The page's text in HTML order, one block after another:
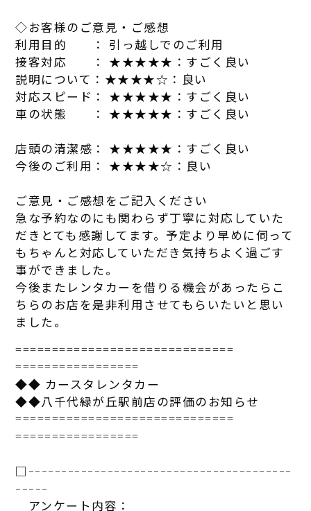
◇お客様のご意見・ご感想
利用目的 ： 引っ越しでのご利用
接客対応 ： ★★★★★： す ごく良い
説明について：★★★★☆：良い
対応スピード： ★★★★★： す ごく良い
車の状態 ： ★★★★★： す ごく良い
店頭の清潔感： ★★★★★： す ごく良い
今後のご利用： ★★★★☆：良い
ご意見・ご感想をご記入ください
急な予約なのにも関わらず丁寧に対応していた
だきとても感謝して ま す。予定より早めに伺って
もちゃんと対応していただき気持ちよ く過ごす
事ができました。
今後ま た レンタカーを借りる機会があった らこ
ちらのお店を是非利 用させてもらいた いと思い
ました。
==============================
=================
◆◆ カー スタ レンタカ ー
◆◆八千代緑が丘駅前店の評価のお知らせ
==============================
=================
□----------------------------------------
-----
アンケート 内容：